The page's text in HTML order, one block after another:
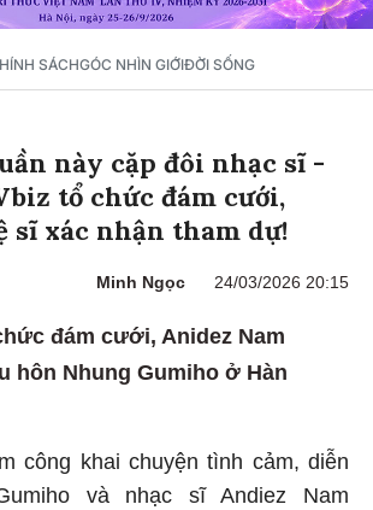
SÁCHGÓC NHÌN GIỚIĐỜI SỐNG
này cặp đôi nhạc sĩ -
tổ chức đám cưới,
sĩ xác nhận tham dự!
Minh Ngọc 24/03/2026 20:15
đám cưới, Anidez Nam
hôn Nhung Gumiho ở Hàn
công khai chuyện tình cảm, diễn
và nhạc sĩ Andiez Nam